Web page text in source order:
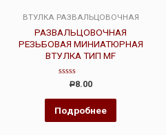
ВТУЛКА РАЗВАЛЬЦОВОЧНАЯ
РАЗВАЛЬЦОВОЧНАЯ
РЕЗЬБОВАЯ МИНИАТЮРНАЯ
ВТУЛКА ТИП MF
Оценка
из
Р8.00
Подробнее